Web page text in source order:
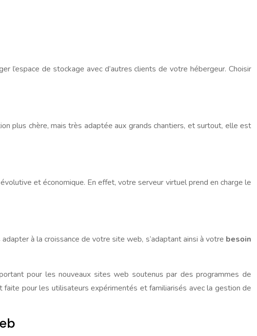
de stockage avec d’autres clients de votre hébergeur. Choisir
plus chère, mais très adaptée aux grands chantiers, et surtout, elle est
et économique. En effet, votre serveur virtuel prend en charge le
à la croissance de votre site web, s’adaptant ainsi à votre besoin
pour les nouveaux sites web soutenus par des programmes de
pour les utilisateurs expérimentés et familiarisés avec la gestion de